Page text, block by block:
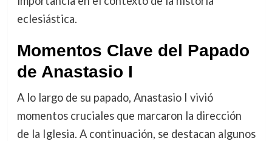
eclesiástica.
Momentos Clave del Papado
de Anastasio I
A lo largo de su papado, Anastasio I vivió
momentos cruciales que marcaron la dirección
de la Iglesia. A continuación, se destacan algunos